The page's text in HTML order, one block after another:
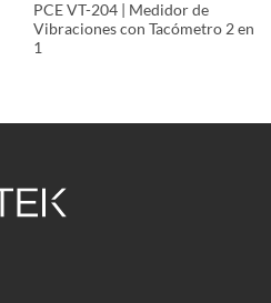
PCE VT-204 | Medidor de
Vibraciones con Tacómetro 2 en
1